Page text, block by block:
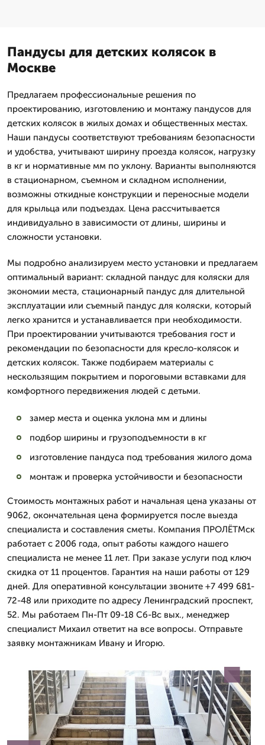
Пандусы для детских колясок в
Москве
Предлагаем профессиональные решения по
проектированию, изготовлению и монтажу пандусов для
детских колясок в жилых домах и общественных местах.
Наши пандусы соответствуют требованиям безопасности
и удобства, учитывают ширину проезда колясок, нагрузку
в кг и нормативные мм по уклону. Варианты выполняются
в стационарном, съемном и складном исполнении,
возможны откидные конструкции и переносные модели
для крыльца или подъездах. Цена рассчитывается
индивидуально в зависимости от длины, ширины и
сложности установки.
Мы подробно анализируем место установки и предлагаем
оптимальный вариант: складной пандус для коляски для
экономии места, стационарный пандус для длительной
эксплуатации или съемный пандус для коляски, который
легко хранится и устанавливается при необходимости.
При проектировании учитываются требования гост и
рекомендации по безопасности для кресло-колясок и
детских колясок. Также подбираем материалы с
нескользящим покрытием и пороговыми вставками для
комфортного передвижения людей с детьми.
замер места и оценка уклона мм и длины
подбор ширины и грузоподъемности в кг
изготовление пандуса под требования жилого дома
монтаж и проверка устойчивости и безопасности
Стоимость монтажных работ и начальная цена указаны от
9062, окончательная цена формируется после выезда
специалиста и составления сметы. Компания ПРОЛЁТМск
работает с 2006 года, опыт работы каждого нашего
специалиста не менее 11 лет. При заказе услуги под ключ
скидка от 11 процентов. Гарантия на наши работы от 129
дней. Для оперативной консультации звоните +7 499 681-
72-48 или приходите по адресу Ленинградский проспект,
52. Мы работаем Пн-Пт 09-18 Сб-Вс вых., менеджер
специалист Михаил ответит на все вопросы. Отправьте
заявку монтажникам Ивану и Игорю.